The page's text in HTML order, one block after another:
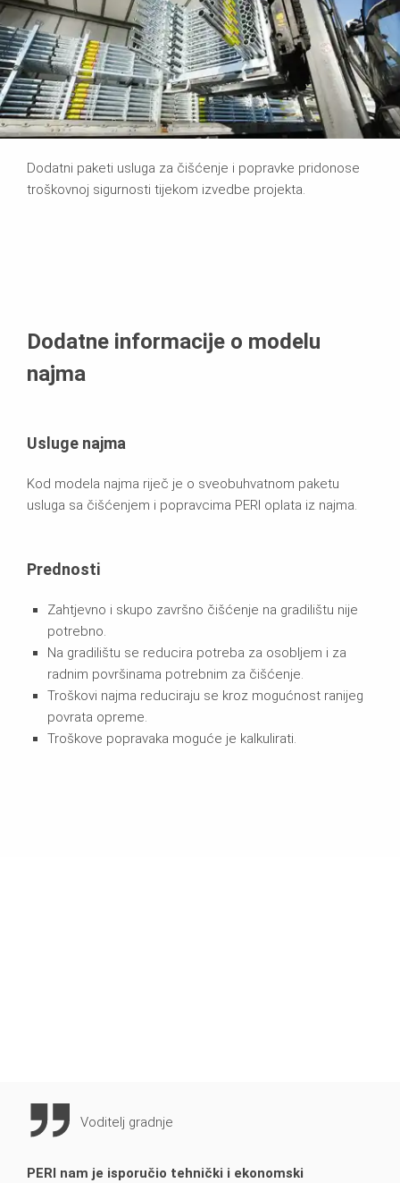
Dodatni paketi usluga za čišćenje i popravke pridonose
troškovnoj sigurnosti tijekom izvedbe projekta.
Dodatne informacije o modelu
najma
Usluge najma
Kod modela najma riječ je o sveobuhvatnom paketu
usluga sa čišćenjem i popravcima PERI oplata iz najma.
Prednosti
Zahtjevno i skupo završno čišćenje na gradilištu nije
potrebno.
Na gradilištu se reducira potreba za osobljem i za
radnim površinama potrebnim za čišćenje.
Troškovi najma reduciraju se kroz mogućnost ranijeg
povrata opreme.
Troškove popravaka moguće je kalkulirati.
Voditelj gradnje
PERI nam je isporučio tehnički i ekonomski